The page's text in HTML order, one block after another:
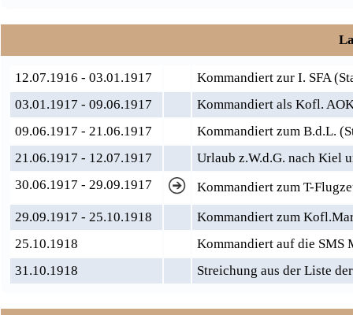
12.07.1916 - 03.01.1917
Kommandiert zur I. SFA
03.01.1917 - 09.06.1917
Kommandiert als Kofl.
09.06.1917 - 21.06.1917
Kommandiert zum B.d.L.
21.06.1917 - 12.07.1917
Urlaub z.W.d.G. nach Kiel
30.06.1917 - 29.09.1917
Kommandiert zum T-
29.09.1917 - 25.10.1918
Kommandiert zum
25.10.1918
Kommandiert auf die SMS
31.10.1918
Streichung aus der Liste